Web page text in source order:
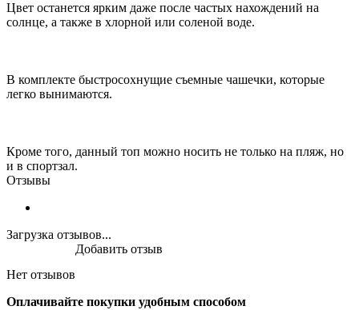
Цвет останется ярким даже после частых нахождений на
солнце, а также в хлорной или соленой воде.
В комплекте быстросохнущие съемные чашечки, которые
легко вынимаются.
Кроме того, данный топ можно носить не только на пляж, но
и в спортзал.
Отзывы
Загрузка отзывов...
Нет отзывов
Добавить отзыв
Оплачивайте покупки удобным способом